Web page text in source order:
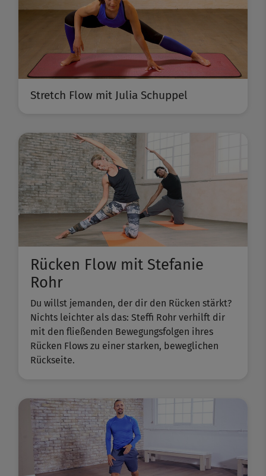
Stretch Flow mit Julia Schuppel
Rücken Flow mit Stefanie
Rohr
Du willst jemanden, der dir den Rücken stärkt?
Nichts leichter als das: Steffi Rohr verhilft dir
mit den fließenden Bewegungsfolgen ihres
Rücken Flows zu einer starken, beweglichen
Rückseite.